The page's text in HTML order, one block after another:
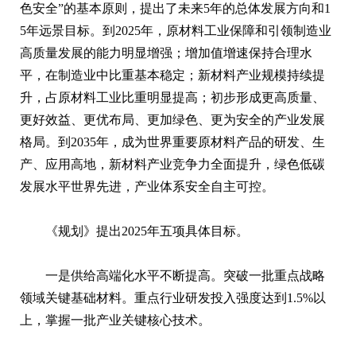
色安全”的基本原则，提出了未来5年的总体发展方向和1
5年远景目标。到2025年，原材料工业保障和引领制造业
高质量发展的能力明显增强；增加值增速保持合理水
平，在制造业中比重基本稳定；新材料产业规模持续提
升，占原材料工业比重明显提高；初步形成更高质量、
更好效益、更优布局、更加绿色、更为安全的产业发展
格局。到2035年，成为世界重要原材料产品的研发、生
产、应用高地，新材料产业竞争力全面提升，绿色低碳
发展水平世界先进，产业体系安全自主可控。
《规划》提出2025年五项具体目标。
一是供给高端化水平不断提高。突破一批重点战略
领域关键基础材料。重点行业研发投入强度达到1.5%以
上，掌握一批产业关键核心技术。